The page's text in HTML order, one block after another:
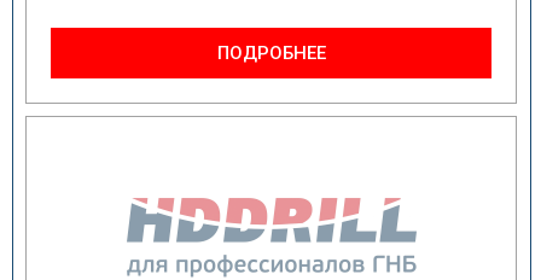
ПОДРОБНЕЕ